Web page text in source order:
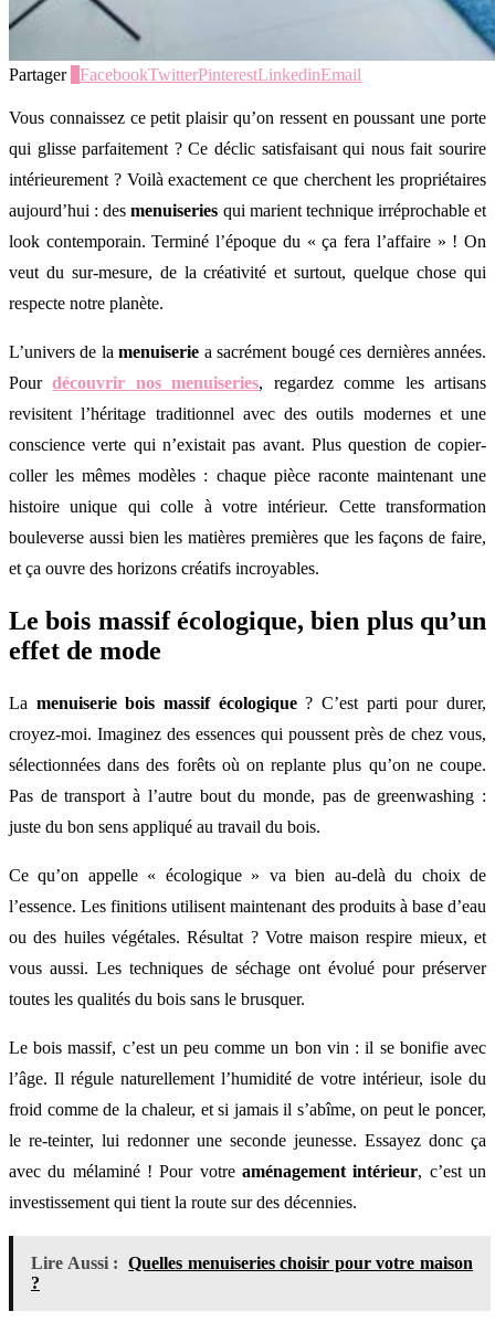
Partager FacebookTwitterPinterestLinkedinEmail
Vous connaissez ce petit plaisir qu’on ressent en poussant une porte
qui glisse parfaitement ? Ce déclic satisfaisant qui nous fait sourire
intérieurement ? Voilà exactement ce que cherchent les propriétaires
aujourd’hui : desmenuiseries qui marient technique irréprochable et
look contemporain. Terminé l’époque du « ça fera l’affaire » ! On
veut du sur-mesure, de la créativité et surtout, quelque chose qui
respecte notre planète.
L’univers de lamenuiserie a sacrément bougé ces dernières années.
Pourdécouvrir nos menuiseries, regardez comme les artisans
revisitent l’héritage traditionnel avec des outils modernes et une
conscience verte qui n’existait pas avant. Plus question de copier-
coller les mêmes modèles : chaque pièce raconte maintenant une
histoire unique qui colle à votre intérieur. Cette transformation
bouleverse aussi bien les matières premières que les façons de faire,
et ça ouvre des horizons créatifs incroyables.
Le bois massif écologique, bien plus qu’un
effet de mode
La menuiserie bois massif écologique? C’est parti pour durer,
croyez-moi. Imaginez des essences qui poussent près de chez vous,
sélectionnées dans des forêts où on replante plus qu’on ne coupe.
Pas de transport à l’autre bout du monde, pas de greenwashing :
juste du bon sens appliqué au travail du bois.
Ce qu’on appelle « écologique » va bien au-delà du choix de
l’essence. Les finitions utilisent maintenant des produits à base d’eau
ou des huiles végétales. Résultat ? Votre maison respire mieux, et
vous aussi. Les techniques de séchage ont évolué pour préserver
toutes les qualités du bois sans le brusquer.
Le bois massif, c’est un peu comme un bon vin : il se bonifie avec
l’âge. Il régule naturellement l’humidité de votre intérieur, isole du
froid comme de la chaleur, et si jamais il s’abîme, on peut le poncer,
le re-teinter, lui redonner une seconde jeunesse. Essayez donc ça
avec du mélaminé ! Pour votre aménagement intérieur, c’est un
investissement qui tient la route sur des décennies.
Lire Aussi :
Quelles menuiseries choisir pour votre maison
?